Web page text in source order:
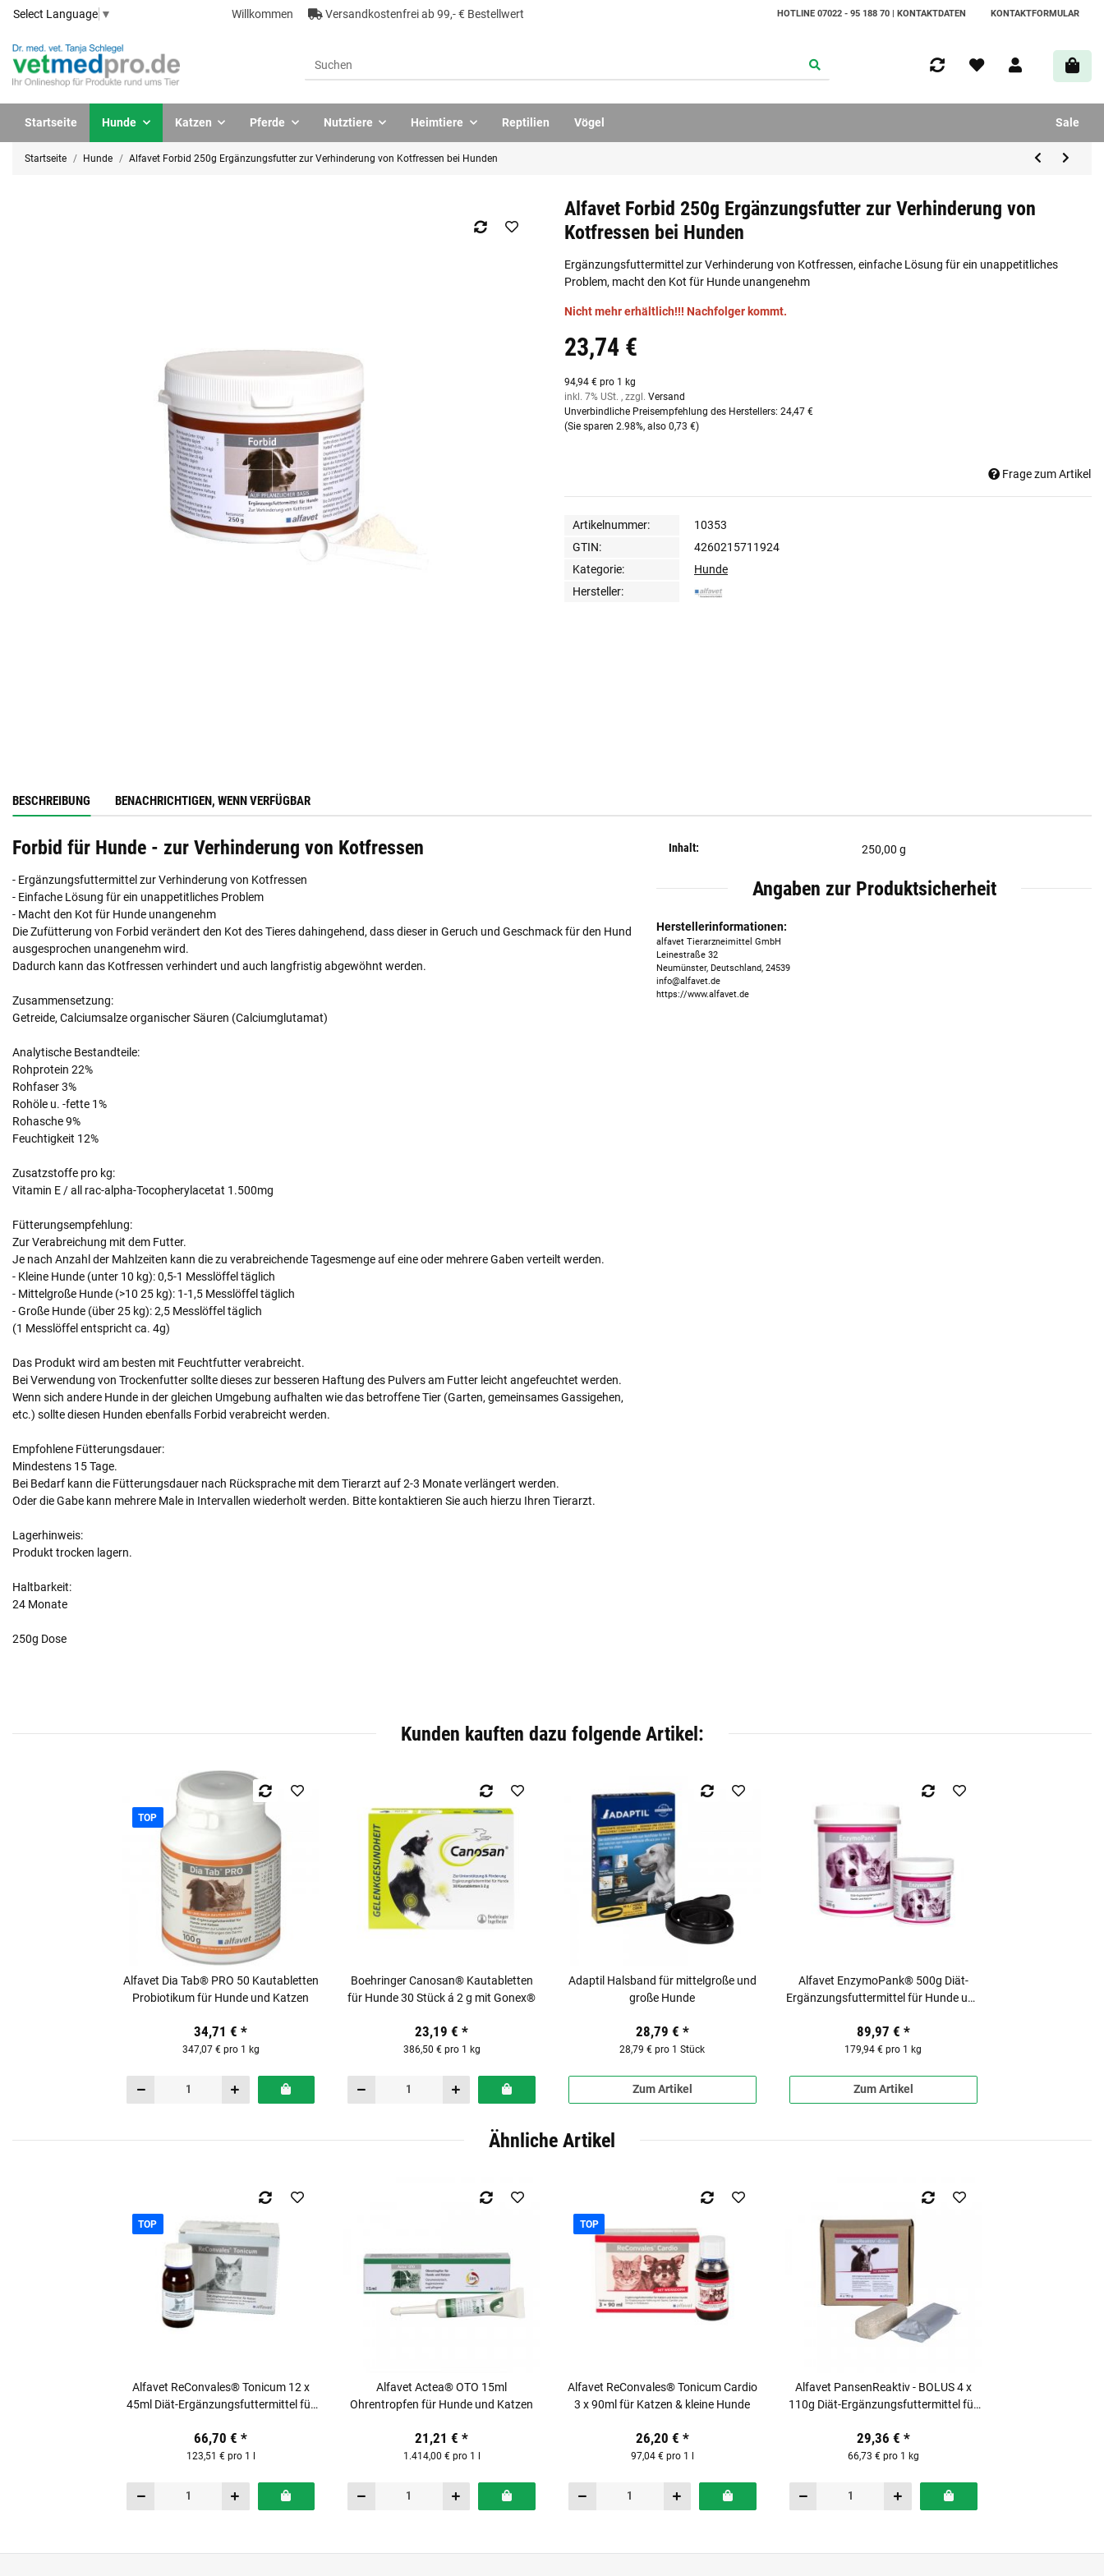
Select Language ▼ Willkommen Versandkostenfrei ab 99,- € Bestellwert HOTLINE 07022 - 95 188 70 | KONTAKTDATEN KONTAKTFORMULAR
Hunde Katzen Pferde Nutztiere Heimtiere Reptilien Vögel
Startseite Sale
Startseite Hunde Alfavet Forbid 250g Ergänzungsfutter zur Verhinderung von Kotfressen bei Hunden
Alfavet Forbid 250g Ergänzungsfutter zur Verhinderung von
Kotfressen bei Hunden
Ergänzungsfuttermittel zur Verhinderung von Kotfressen, einfache Lösung für ein unappetitliches
Problem, macht den Kot für Hunde unangenehm
Nicht mehr erhältlich!!! Nachfolger kommt.
23,74 €
94,94 € pro 1 kg
inkl. 7% USt. , zzgl. Versand
Unverbindliche Preisempfehlung des Herstellers: 24,47 €
(Sie sparen 2.98%, also 0,73 €)
Frage zum Artikel
Artikelnummer:
10353
GTIN:
4260215711924
Kategorie:
Hunde
Hersteller:
BESCHREIBUNG BENACHRICHTIGEN, WENN VERFÜGBAR
Forbid für Hunde - zur Verhinderung von Kotfressen
- Ergänzungsfuttermittel zur Verhinderung von Kotfressen
- Einfache Lösung für ein unappetitliches Problem
- Macht den Kot für Hunde unangenehm
Die Zufütterung von Forbid verändert den Kot des Tieres dahingehend, dass dieser in Geruch und Geschmack für den Hund
ausgesprochen unangenehm wird.
Dadurch kann das Kotfressen verhindert und auch langfristig abgewöhnt werden.
Zusammensetzung:
Getreide, Calciumsalze organischer Säuren (Calciumglutamat)
Analytische Bestandteile:
Rohprotein 22%
Rohfaser 3%
Rohöle u. -fette 1%
Rohasche 9%
Feuchtigkeit 12%
Zusatzstoffe pro kg:
Vitamin E / all rac-alpha-Tocopherylacetat 1.500mg
Fütterungsempfehlung:
Zur Verabreichung mit dem Futter.
Je nach Anzahl der Mahlzeiten kann die zu verabreichende Tagesmenge auf eine oder mehrere Gaben verteilt werden.
- Kleine Hunde (unter 10 kg): 0,5-1 Messlöffel täglich
- Mittelgroße Hunde (>10 25 kg): 1-1,5 Messlöffel täglich
- Große Hunde (über 25 kg): 2,5 Messlöffel täglich
(1 Messlöffel entspricht ca. 4g)
Das Produkt wird am besten mit Feuchtfutter verabreicht.
Bei Verwendung von Trockenfutter sollte dieses zur besseren Haftung des Pulvers am Futter leicht angefeuchtet werden.
Wenn sich andere Hunde in der gleichen Umgebung aufhalten wie das betroffene Tier (Garten, gemeinsames Gassigehen,
etc.) sollte diesen Hunden ebenfalls Forbid verabreicht werden.
Empfohlene Fütterungsdauer:
Mindestens 15 Tage.
Bei Bedarf kann die Fütterungsdauer nach Rücksprache mit dem Tierarzt auf 2-3 Monate verlängert werden.
Oder die Gabe kann mehrere Male in Intervallen wiederholt werden. Bitte kontaktieren Sie auch hierzu Ihren Tierarzt.
Lagerhinweis:
Produkt trocken lagern.
Haltbarkeit:
24 Monate
250g Dose
Inhalt: 250,00 g
Angaben zur Produktsicherheit
Herstellerinformationen:
alfavet Tierarzneimittel GmbH
Leinestraße 32
Neumünster, Deutschland, 24539
info@alfavet.de
https://www.alfavet.de
Kunden kauften dazu folgende Artikel:
TOP
Alfavet Dia Tab® PRO 50 Kautabletten
Probiotikum für Hunde und Katzen
34,71 €*
347,07 € pro 1 kg
Boehringer Canosan® Kautabletten
für Hunde 30 Stück á 2 g mit Gonex®
23,19 €*
386,50 € pro 1 kg
Adaptil Halsband für mittelgroße und
große Hunde
28,79 € *
28,79 € pro 1 Stück
Zum Artikel
Alfavet EnzymoPank® 500g Diät-
Ergänzungsfuttermittel für Hunde und
89,97 € *
179,94 € pro 1 kg
Zum Artikel
Ähnliche Artikel
TOP
Alfavet ReConvales® Tonicum 12 x
45ml Diät-Ergänzungsfuttermittel für
66,70 €*
123,51 € pro 1 l
Alfavet Actea® OTO 15ml
Ohrentropfen für Hunde und Katzen
21,21 €*
1.414,00 € pro 1 l
TOP
Alfavet ReConvales® Tonicum Cardio
3 x 90ml für Katzen & kleine Hunde
26,20 € *
97,04 € pro 1 l
Alfavet PansenReaktiv - BOLUS 4 x
110g Diät-Ergänzungsfuttermittel für
29,36 € *
66,73 € pro 1 kg